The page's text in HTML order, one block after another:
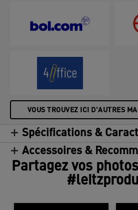
VOUS TROUVEZ ICI D'AUTRES
Spécifications &
Accessoires &
Partagez vos